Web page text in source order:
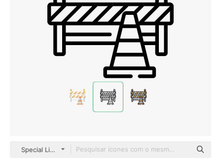
Special Lineal